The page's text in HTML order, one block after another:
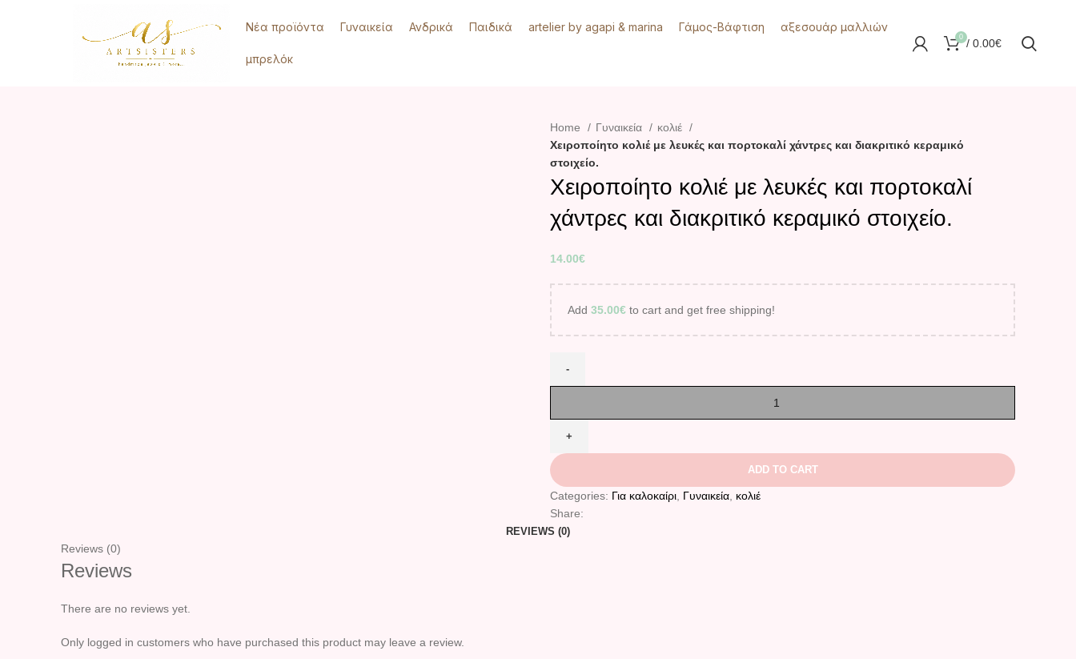
Νέα προϊόντα Γυναικεία Ανδρικά Παιδικά artelier by agapi & marina Γάμος-Βάφτιση αξεσουάρ μαλλιών
μπρελόκ
0 / 0.00€
Home Γυναικεία
κολιέ
Χειροποίητο κολιέ με λευκές και πορτοκαλί χάντρες και διακριτικό κεραμικό
στοιχείο.
Χειροποίητο κολιέ με λευκές και πορτοκαλί
χάντρες και διακριτικό κεραμικό στοιχείο.
14.00€
Add 35.00€ to cart and get free shipping!
ADD TO CART
Categories: Για καλοκαίρι Γυναικεία κολιέ
Share:
REVIEWS (0)
Reviews (0)
Reviews
There are no reviews yet.
Only logged in customers who have purchased this product may leave a review.